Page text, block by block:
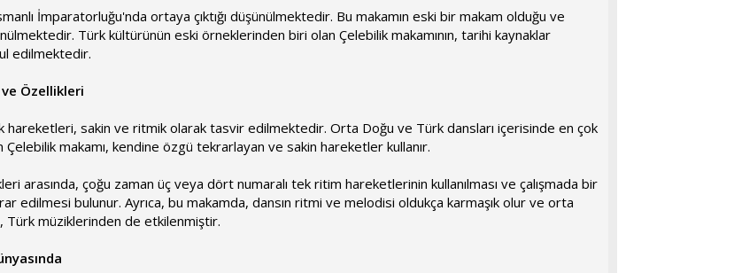
İmparatorluğu'nda ortaya çıktığı düşünülmektedir. Bu makamın eski bir makam olduğu ve
Türk kültürünün eski örneklerinden biri olan Çelebilik makamının, tarihi kaynaklar
edilmektedir.
Özellikleri
hareketleri, sakin ve ritmik olarak tasvir edilmektedir. Orta Doğu ve Türk dansları içerisinde en çok
makamı, kendine özgü tekrarlayan ve sakin hareketler kullanır.
arasında, çoğu zaman üç veya dört numaralı tek ritim hareketlerinin kullanılması ve çalışmada bir
edilmesi bulunur. Ayrıca, bu makamda, dansın ritmi ve melodisi oldukça karmaşık olur ve orta
Türk müziklerinden de etkilenmiştir.